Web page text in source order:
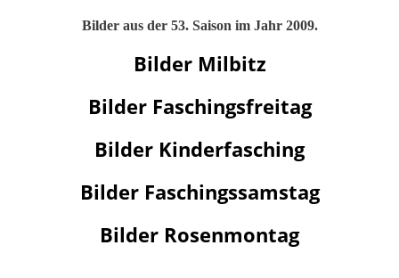
Bilder aus der 53. Saison im Jahr 2009.
Bilder Milbitz
Bilder Faschingsfreitag
Bilder Kinderfasching
Bilder Faschingssamstag
Bilder Rosenmontag